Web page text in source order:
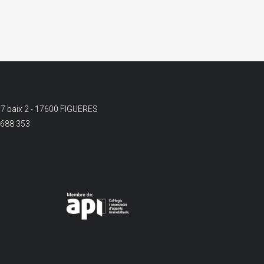
baix 2 - 17600 FIGUERES
353